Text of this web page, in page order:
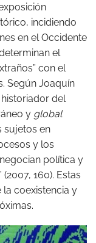
incidiendo
en el Occidente
el
con el
Según Joaquín
del
y global
sujetos en
y los
política y
160). Estas
coexistencia y